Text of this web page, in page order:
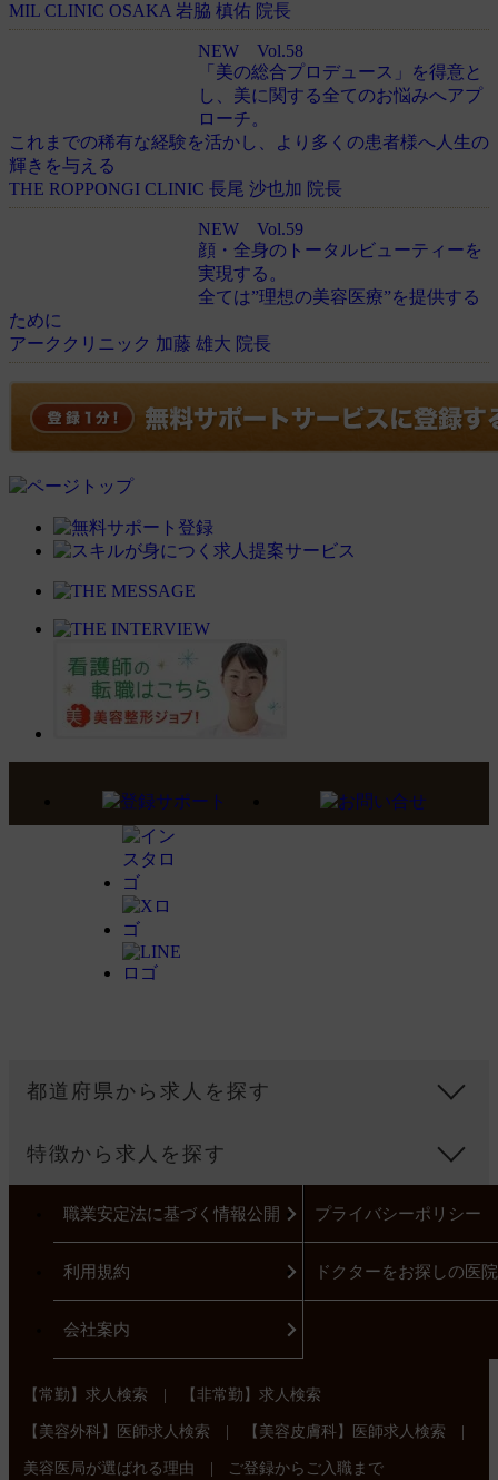
MIL CLINIC OSAKA 岩脇 槙佑 院長
NEW
Vol.58
「美の総合プロデュース」を得意と
し、美に関する全てのお悩みへアプ
ローチ。
これまでの稀有な経験を活かし、より多くの患者様へ人生の
輝きを与える
THE ROPPONGI CLINIC 長尾 沙也加 院長
NEW
Vol.59
顔・全身のトータルビューティーを
実現する。
全ては”理想の美容医療”を提供する
ために
アーククリニック 加藤 雄大 院長
現在お勧めアイテムはありません。
現在お勧めアイテムはありません。
現在お勧めアイテムはありません。
都道府県から求人を探す
特徴から求人を探す
職業安定法に基づく情報公開
利用規約 ドクターをお探しの医